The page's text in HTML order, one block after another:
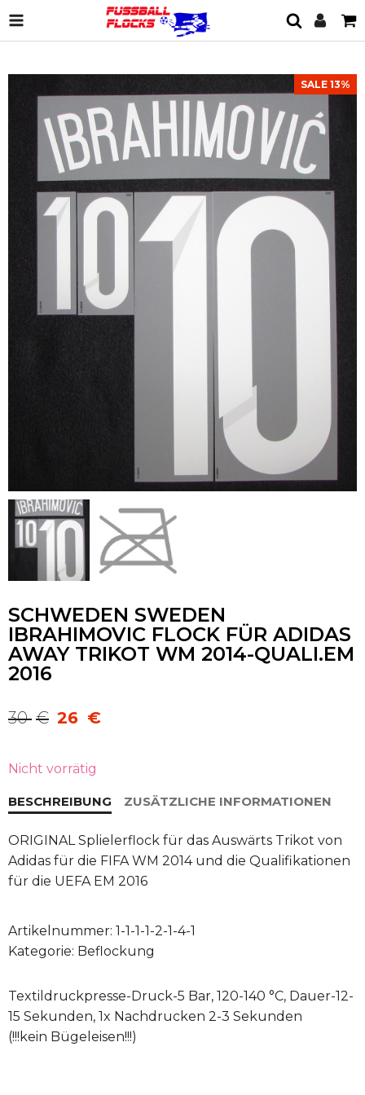
SALE 13%
SCHWEDEN SWEDEN
IBRAHIMOVIC FLOCK FÜR ADIDAS
AWAY TRIKOT WM 2014-QUALI.EM
2016
30 €
Ursprünglicher
30 €
26 €
Aktueller
26 €.
Nicht vorrätig
BESCHREIBUNG ZUSÄTZLICHE INFORMATIONEN
ORIGINAL Splielerflock für das Auswärts Trikot von
Adidas für die FIFA WM 2014 und die Qualifikationen
für die UEFA EM 2016
Artikelnummer: 1-1-1-1-2-1-4-1
Kategorie: Beflockung
Textildruckpresse-Druck-5 Bar, 120-140 °C, Dauer-12-
15 Sekunden, 1x Nachdrucken 2-3 Sekunden
(!!!kein Bügeleisen!!!)